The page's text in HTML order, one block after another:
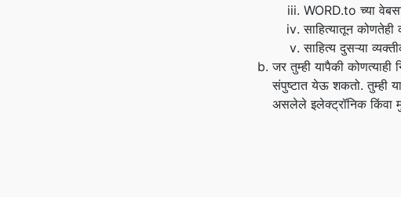
WORD.to च्या
साहित्यातून
साहित्य दुसऱ्या
जर तुम्ही यापैकी
संपुष्टात येऊ शकतो. तुम्ही या
असलेले इलेक्ट्रॉनिक किंवा